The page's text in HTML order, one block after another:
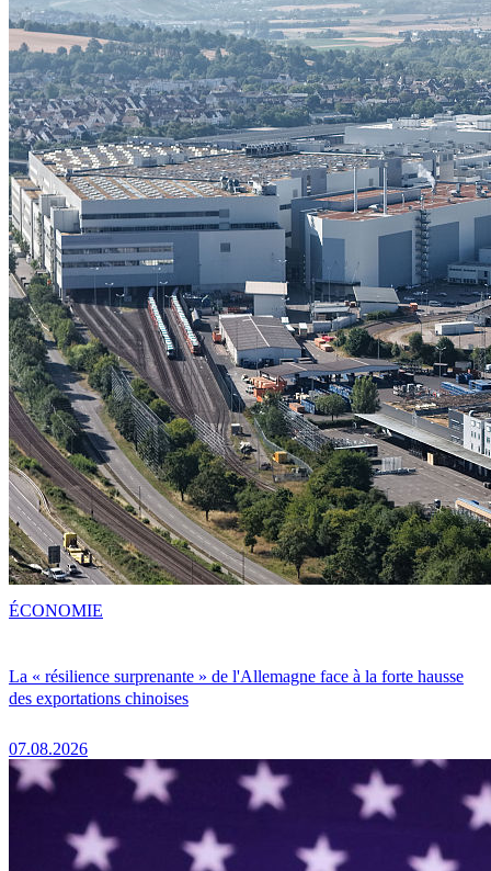
La « résilience surprenante » de l'Allemagne face à la forte hausse
des exportations chinoises
07.08.2026
ÉCONOMIE